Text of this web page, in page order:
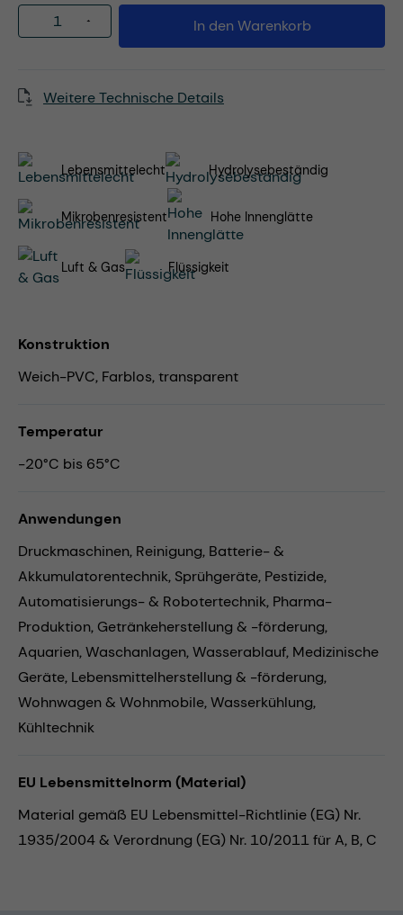
Produkt Anzahl: Gib den gewünschten
In den Warenkorb
Weitere Technische Details
Lebensmittelecht Hydrolysebeständig
Mikrobenresistent Hohe Innenglätte
Luft & Gas Flüssigkeit
Konstruktion
Weich-PVC, Farblos, transparent
Temperatur
-20°C bis 65°C
Anwendungen
Druckmaschinen, Reinigung, Batterie- &
Akkumulatorentechnik, Sprühgeräte, Pestizide,
Automatisierungs- & Robotertechnik, Pharma-
Produktion, Getränkeherstellung & -förderung,
Aquarien,Waschanlagen,Wasserablauf, Medizinische
Geräte, Lebensmittelherstellung & -förderung,
Wohnwagen & Wohnmobile,Wasserkühlung,
Kühltechnik
EU Lebensmittelnorm (Material)
Material gemäß EU Lebensmittel-Richtlinie (EG) Nr.
1935/2004 & Verordnung (EG) Nr. 10/2011 für A, B, C